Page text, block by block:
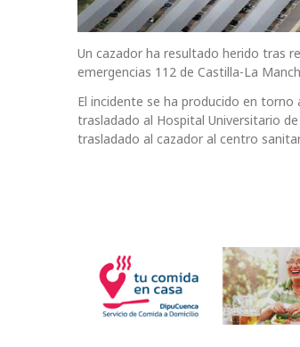
Un cazador ha resultado herido tras
emergencias 112 de Castilla-La
El incidente se ha producido en torno
trasladado al Hospital Universitario
trasladado al cazador al centro